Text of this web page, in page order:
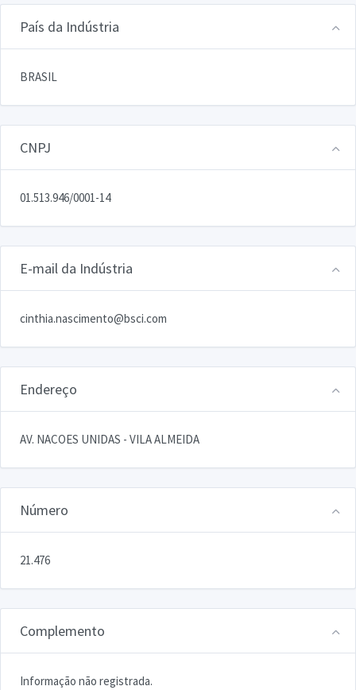
País da Indústria
BRASIL
CNPJ
01.513.946/0001-14
E-mail da Indústria
cinthia.nascimento@bsci.com
Endereço
AV. NACOES UNIDAS - VILA ALMEIDA
Número
21.476
Complemento
Informação não registrada.